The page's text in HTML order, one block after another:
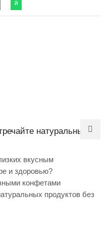
натуральные
вкусным
и здоровью?
конфетами
продуктов без